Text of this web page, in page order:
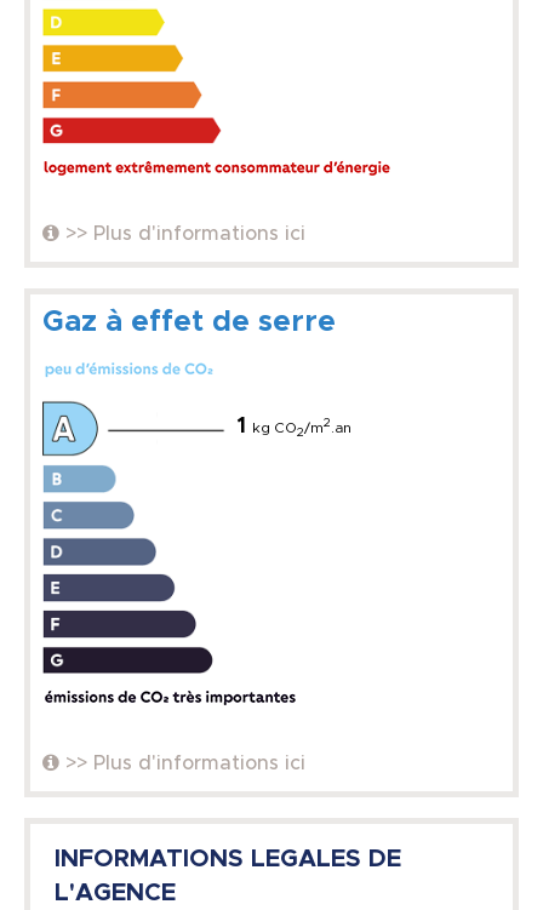
>> Plus d'informations ici
Gaz à effet de serre
1 kg CO2/m2 .an
>> Plus d'informations ici
INFORMATIONS LEGALES DE
L'AGENCE